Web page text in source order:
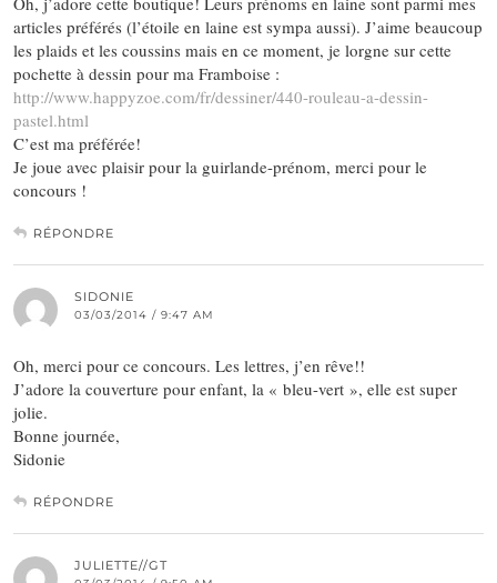
articles préférés (l’étoile en laine est sympa aussi). J’aime beaucoup
les plaids et les coussins mais en ce moment, je lorgne sur cette
pochette à dessin pour ma Framboise :
http://www.happyzoe.com/fr/dessiner/440-rouleau-a-dessin-
pastel.html
C’est ma préférée!
Je joue avec plaisir pour la guirlande-prénom, merci pour le
concours !
RÉPONDRE
SIDONIE
03/03/2014 / 9:47 AM
Oh, merci pour ce concours. Les lettres, j’en rêve!!
J’adore la couverture pour enfant, la « bleu-vert », elle est super
jolie.
Bonne journée,
Sidonie
RÉPONDRE
JULIETTE//GT